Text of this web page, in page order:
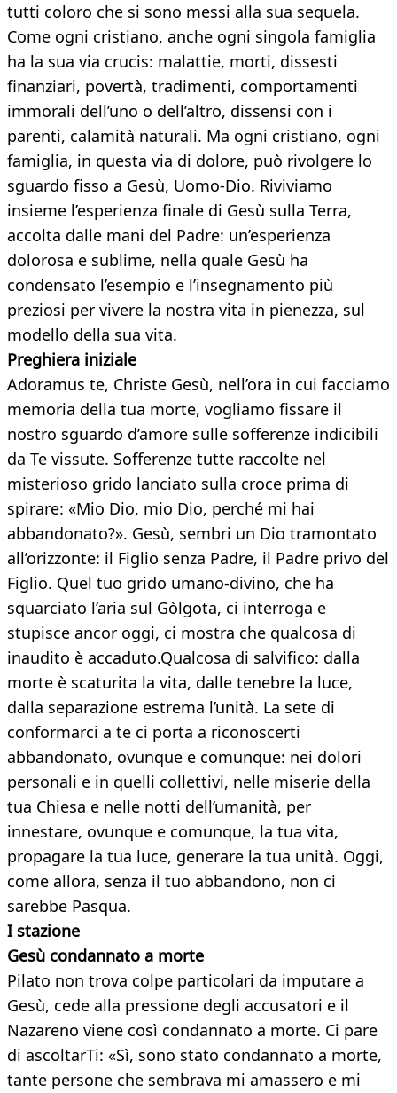
tutti coloro che si sono messi alla sua sequela.
Come ogni cristiano, anche ogni singola famiglia
ha la sua via crucis: malattie, morti, dissesti
finanziari, povertà, tradimenti, comportamenti
immorali dell’uno o dell’altro, dissensi con i
parenti, calamità naturali. Ma ogni cristiano, ogni
famiglia, in questa via di dolore, può rivolgere lo
sguardo fisso a Gesù, Uomo-Dio. Riviviamo
insieme l’esperienza finale di Gesù sulla Terra,
accolta dalle mani del Padre: un’esperienza
dolorosa e sublime, nella quale Gesù ha
condensato l’esempio e l’insegnamento più
preziosi per vivere la nostra vita in pienezza, sul
modello della sua vita.
Preghiera iniziale
Adoramus te, Christe Gesù, nell’ora in cui facciamo
memoria della tua morte, vogliamo fissare il
nostro sguardo d’amore sulle sofferenze indicibili
da Te vissute. Sofferenze tutte raccolte nel
misterioso grido lanciato sulla croce prima di
spirare: «Mio Dio, mio Dio, perché mi hai
abbandonato?». Gesù, sembri un Dio tramontato
all’orizzonte: il Figlio senza Padre, il Padre privo del
Figlio. Quel tuo grido umano-divino, che ha
squarciato l’aria sul Gòlgota, ci interroga e
stupisce ancor oggi, ci mostra che qualcosa di
inaudito è accaduto.Qualcosa di salvifico: dalla
morte è scaturita la vita, dalle tenebre la luce,
dalla separazione estrema l’unità. La sete di
conformarci a te ci porta a riconoscerti
abbandonato, ovunque e comunque: nei dolori
personali e in quelli collettivi, nelle miserie della
tua Chiesa e nelle notti dell’umanità, per
innestare, ovunque e comunque, la tua vita,
propagare la tua luce, generare la tua unità. Oggi,
come allora, senza il tuo abbandono, non ci
sarebbe Pasqua.
I stazione
Gesù condannato a morte
Pilato non trova colpe particolari da imputare a
Gesù, cede alla pressione degli accusatori e il
Nazareno viene così condannato a morte. Ci pare
di ascoltarTi: «Sì, sono stato condannato a morte,
tante persone che sembrava mi amassero e mi